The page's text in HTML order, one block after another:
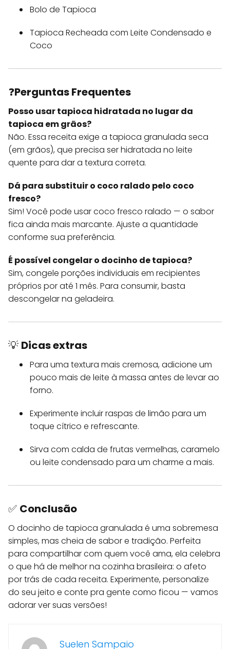
Bolo de Tapioca
Tapioca Recheada com Leite Condensado e
Coco
❓Perguntas Frequentes
Posso usar tapioca hidratada no lugar da
tapioca em grãos?
Não. Essa receita exige a tapioca granulada seca
(em grãos), que precisa ser hidratada no leite
quente para dar a textura correta.
Dá para substituir o coco ralado pelo coco
fresco?
Sim! Você pode usar coco fresco ralado — o sabor
fica ainda mais marcante. Ajuste a quantidade
conforme sua preferência.
É possível congelar o docinho de tapioca?
Sim, congele porções individuais em recipientes
próprios por até 1 mês. Para consumir, basta
descongelar na geladeira.
💡 Dicas extras
Para uma textura mais cremosa, adicione um
pouco mais de leite à massa antes de levar ao
forno.
Experimente incluir raspas de limão para um
toque cítrico e refrescante.
Sirva com calda de frutas vermelhas, caramelo
ou leite condensado para um charme a mais.
✅ Conclusão
O docinho de tapioca granulada é uma sobremesa
simples, mas cheia de sabor e tradição. Perfeita
para compartilhar com quem você ama, ela celebra
o que há de melhor na cozinha brasileira: o afeto
por trás de cada receita. Experimente, personalize
do seu jeito e conte pra gente como ficou — vamos
adorar ver suas versões!
Suelen Sampaio